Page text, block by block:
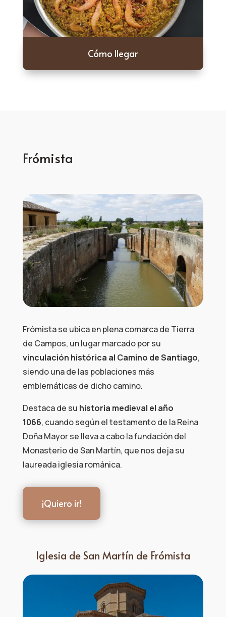
Cómo llegar
Frómista
Frómista se ubica en plena comarca de Tierra
de Campos, un lugar marcado por su
vinculación histórica al Camino de Santiago,
siendo una de las poblaciones más
emblemáticas de dicho camino.
Destaca de su historia medieval el año
1066, cuando según el testamento de la Reina
Doña Mayor se lleva a cabo la fundación del
Monasterio de San Martín, que nos deja su
laureada iglesia románica.
¡Quiero ir!
Iglesia de San Martín de Frómista